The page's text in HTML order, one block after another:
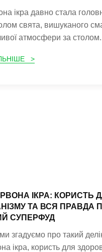
ікра давно стала
свята, вишуканого
атмосфери за столом.
>
ІКРА: КОРИСТЬ
ТА ВСЯ ПРАВДА
СУПЕРФУД
згадуємо про такий
ікра, користь для